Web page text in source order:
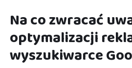
Na co zwracać
optymalizacji
wyszukiwarce